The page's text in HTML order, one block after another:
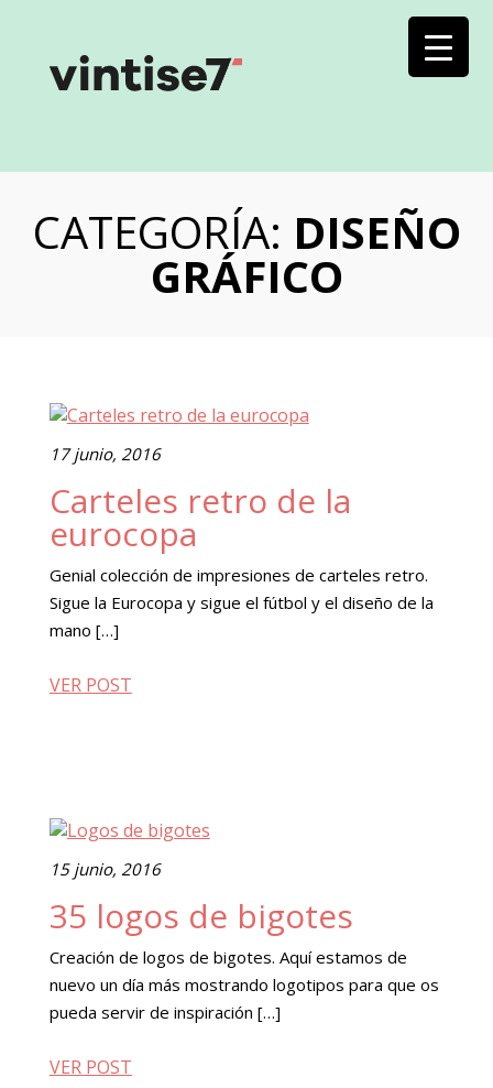
CATEGORÍA: DISEÑO
GRÁFICO
17 junio, 2016
Carteles retro de la
eurocopa
Genial colección de impresiones de carteles retro.
Sigue la Eurocopa y sigue el fútbol y el diseño de la
mano […]
VER POST
15 junio, 2016
35 logos de bigotes
Creación de logos de bigotes. Aquí estamos de
nuevo un día más mostrando logotipos para que os
pueda servir de inspiración […]
VER POST